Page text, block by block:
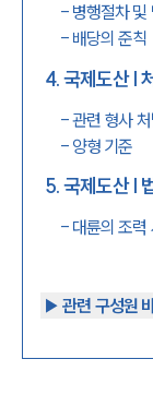
- 병행절차 및
- 배당의 준칙
4.국제도산 |
-관련 형사
- 양형 기준
5.국제도산 |
- 대륜의 조력
▶︎ 관련 구성원